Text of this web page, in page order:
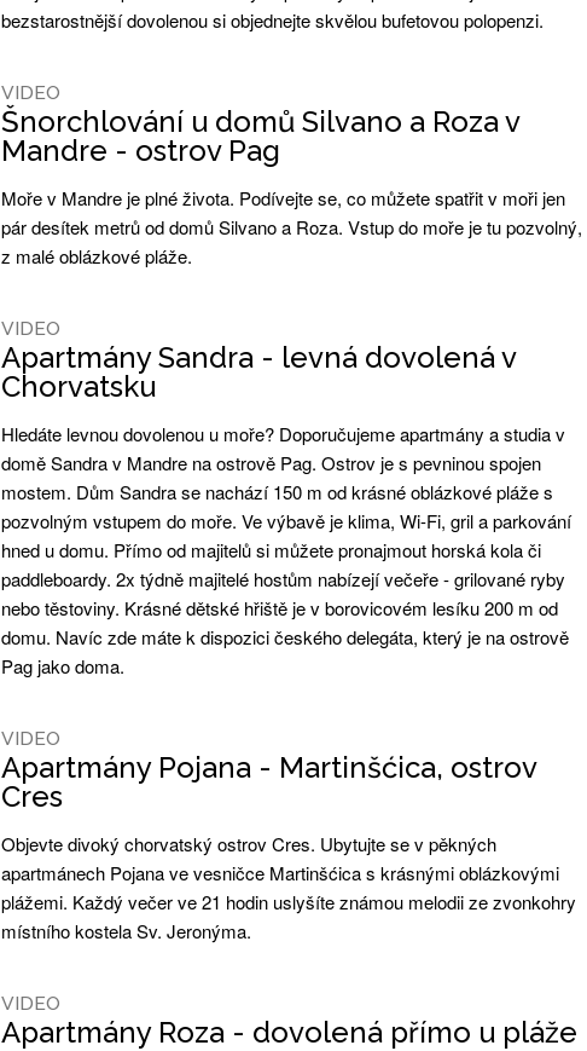
bezstarostnější dovolenou si objednejte skvělou bufetovou polopenzi.
VIDEO
Šnorchlování u domů Silvano a Roza v
Mandre - ostrov Pag
Moře v Mandre je plné života. Podívejte se, co můžete spatřit v moři jen
pár desítek metrů od domů Silvano a Roza. Vstup do moře je tu pozvolný,
z malé oblázkové pláže.
VIDEO
Apartmány Sandra - levná dovolená v
Chorvatsku
Hledáte levnou dovolenou u moře? Doporučujeme apartmány a studia v
domě Sandra v Mandre na ostrově Pag. Ostrov je s pevninou spojen
mostem. Dům Sandra se nachází 150 m od krásné oblázkové pláže s
pozvolným vstupem do moře. Ve výbavě je klima, Wi-Fi, gril a parkování
hned u domu. Přímo od majitelů si můžete pronajmout horská kola či
paddleboardy. 2x týdně majitelé hostům nabízejí večeře - grilované ryby
nebo těstoviny. Krásné dětské hřiště je v borovicovém lesíku 200 m od
domu. Navíc zde máte k dispozici českého delegáta, který je na ostrově
Pag jako doma.
VIDEO
Apartmány Pojana - Martinšćica, ostrov
Cres
Objevte divoký chorvatský ostrov Cres. Ubytujte se v pěkných
apartmánech Pojana ve vesničce Martinšćica s krásnými oblázkovými
plážemi. Každý večer ve 21 hodin uslyšíte známou melodii ze zvonkohry
místního kostela Sv. Jeronýma.
VIDEO
Apartmány Roza - dovolená přímo u pláže